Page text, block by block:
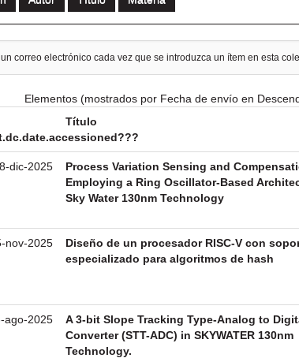
correo electrónico cada vez que se introduzca un ítem en esta
Elementos (mostrados por Fecha de envío en
Título
8-dic-2025
Process Variation Sensing and
Employing a Ring Oscillator-Based
Sky Water 130nm Technology
nov-2025
Diseño de un procesador RISC-V con
especializado para algoritmos de hash
ago-2025
A 3-bit Slope Tracking Type-Analog to
Converter (STT-ADC) in SKYWATER 130nm
Technology.